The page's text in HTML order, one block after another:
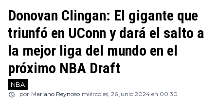
Donovan Clingan: El gigante que
triunfó en UConn y dará el salto a
la mejor liga del mundo en el
próximo NBA Draft
NBA
por Mariano Reynoso miércoles, 26 junio 2024 en 00:30